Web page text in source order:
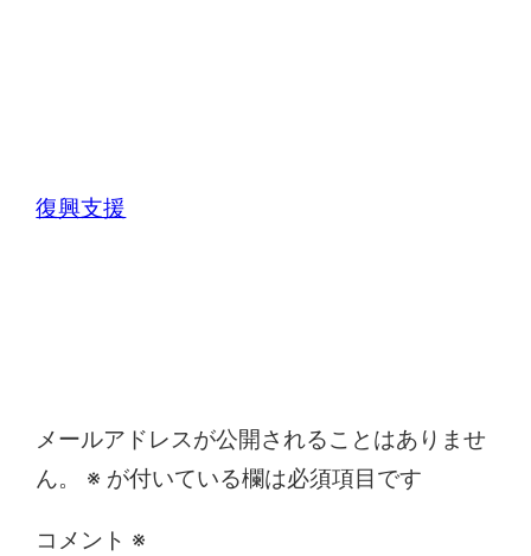
復興支援
メールアドレスが公開されることはありませ
ん。
※ が付いている欄は必須項目です
コメント ※